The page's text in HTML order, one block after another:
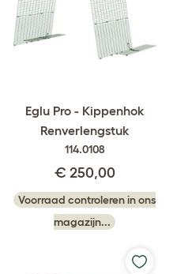
Eglu Pro - Kippenhok
Renverlengstuk
114.0108
€ 250,00
Voorraad controleren in ons
magazijn...